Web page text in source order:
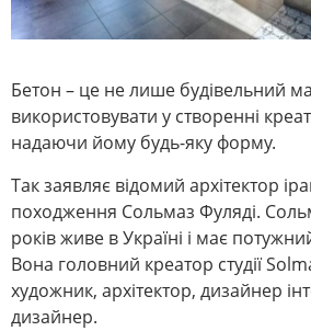
Бетон – це не лише будівельний
використовувати у створенні
надаючи йому будь-яку форму.
Так заявляє відомий архітектор
походження Сольмаз Фуляді.
років живе в Україні і має
Вона головний креатор студії
художник, архітектор, дизайнер
дизайнер.